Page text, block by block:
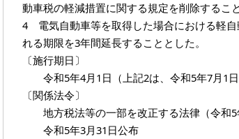
動車税の軽減措置に関する規定を削除するこ
4 電気自動車等を取得した場合における軽
れる期限を3年間延長することとした。
〔施行期日〕
令和5年4月1日（上記2は、令和5年7月1日
〔関係法令〕
地方税法等の一部を改正する法律（令和5
令和5年3月31日公布